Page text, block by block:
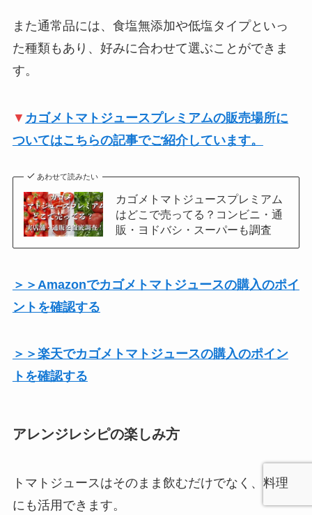
また通常品には、食塩無添加や低塩タイプといっ
た種類もあり、好みに合わせて選ぶことができま
す。
▼ カゴメトマトジュースプレミアムの販売場所に
ついてはこちらの記事でご紹介しています。
あわせて読みたい
カゴメトマトジュースプレミアム
はどこで売ってる？コンビニ・通
販・ヨドバシ・スーパーも調査
＞＞Amazonでカゴメトマトジュースの購入のポイ
ントを確認する
＞＞楽天でカゴメトマトジュースの購入のポイン
トを確認する
アレンジレシピの楽しみ方
トマトジュースはそのまま飲むだけでなく、料理
にも活用できます。